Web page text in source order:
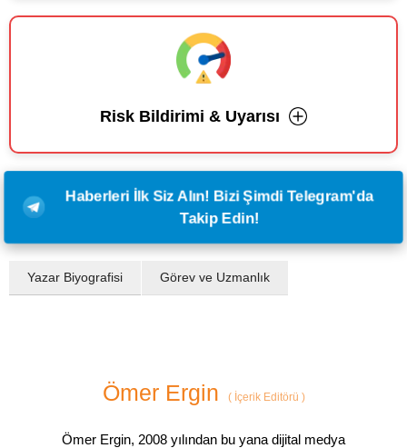
Risk Bildirimi & Uyarısı
Haberleri İlk Siz Alın! Bizi Şimdi Telegram'da
Takip Edin!
Yazar Biyografisi Görev ve Uzmanlık
Ömer Ergin (İçerik Editörü )
Ömer Ergin, 2008 yılından bu yana dijital medya